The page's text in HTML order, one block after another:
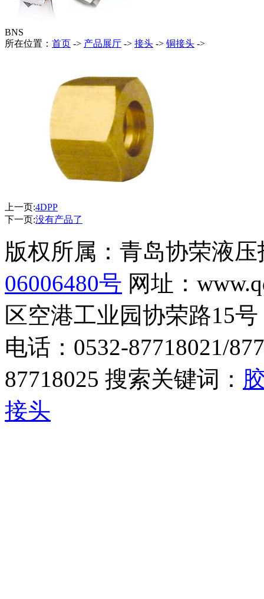
BNS
所在位置： 首页 -> 产品展厅 -> 接头 -> 铜接头 ->
上一页:4DPP
下一页:没有产品了
版权所属：青岛协荣液
06006480号 网址：
区空港工业园协荣路15号
电话：0532-87718021/
87718025 搜索关键词：
接头